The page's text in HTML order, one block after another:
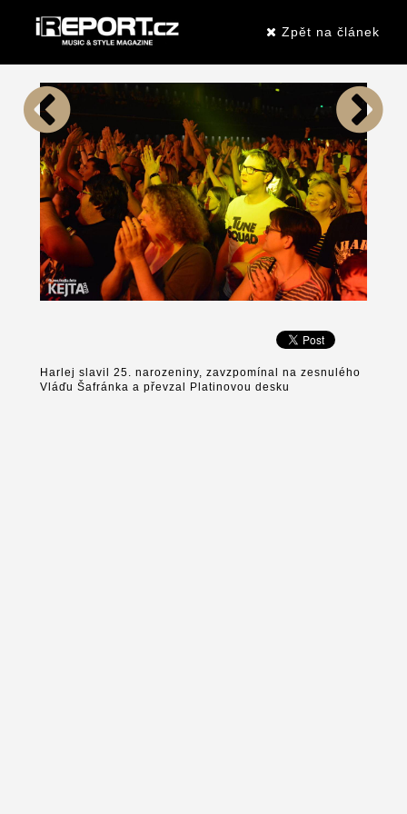
Zpět na článek
Harlej slavil 25. narozeniny, zavzpomínal na zesnulého
Vláďu Šafránka a převzal Platinovou desku